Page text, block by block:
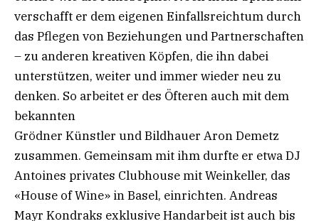
verschafft er dem eigenen Einfallsreichtum durch
das Pflegen von Beziehungen und Partnerschaften
– zu anderen kreativen Köpfen, die ihn dabei
unterstützen, weiter und immer wieder neu zu
denken. So arbeitet er des Öfteren auch mit dem
bekannten
Grödner Künstler und Bildhauer Aron Demetz
zusammen. Gemeinsam mit ihm durfte er etwa DJ
Antoines privates Clubhouse mit Weinkeller, das
«House of Wine» in Basel, einrichten. Andreas
Mayr Kondraks exklusive Handarbeit ist auch bis